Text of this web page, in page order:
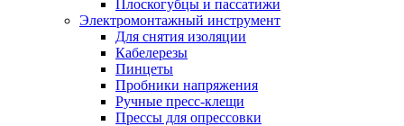
Плоскогубцы и пассатижи
Электромонтажный инструмент
Для снятия изоляции
Кабелерезы
Пинцеты
Пробники напряжения
Ручные пресс-клещи
Прессы для опрессовки